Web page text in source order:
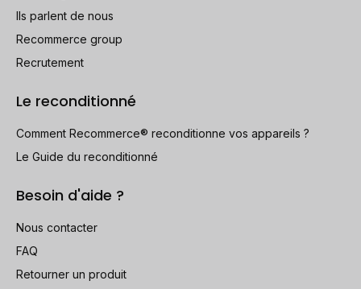
Ils parlent de nous
Recommerce group
Recrutement
Le reconditionné
Comment Recommerce® reconditionne vos appareils ?
Le Guide du reconditionné
Besoin d'aide ?
Nous contacter
FAQ
Retourner un produit